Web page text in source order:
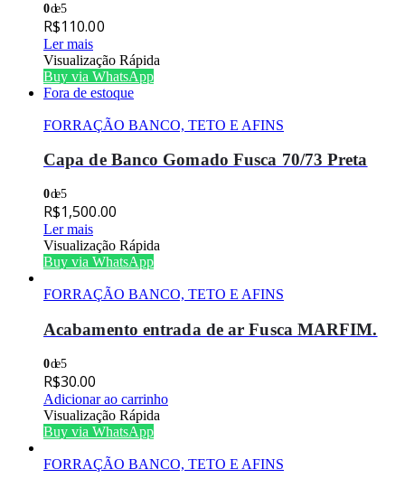
0de 5
R$110.00
Ler mais
Visualização Rápida
Buy via WhatsApp
Fora de estoque
FORRAÇÃO BANCO, TETO E AFINS
Capa de Banco Gomado Fusca 70/73 Preta
0de 5
R$1,500.00
Ler mais
Visualização Rápida
Buy via WhatsApp
FORRAÇÃO BANCO, TETO E AFINS
Acabamento entrada de ar Fusca MARFIM.
0de 5
R$30.00
Adicionar ao carrinho
Visualização Rápida
Buy via WhatsApp
FORRAÇÃO BANCO, TETO E AFINS